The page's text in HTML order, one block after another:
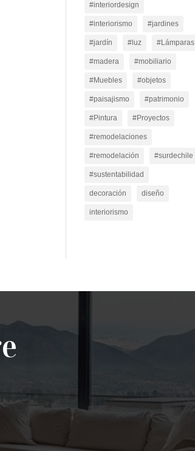
#interiordesign
#interiorismo #jardines
#jardín #luz #Lámparas
#madera #mobiliario
#Muebles #objetos
#paisajismo #patrimonio
#Pintura #Proyectos
#remodelaciones
#remodelación #surdechile
#sustentabilidad
decoración diseño
interiorismo